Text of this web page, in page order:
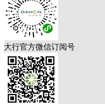
大行官方微信订阅号